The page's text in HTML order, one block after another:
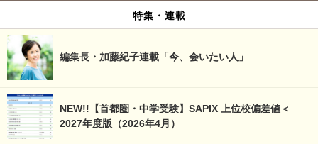
特集・連載
編集長・加藤紀子連載「今、会いたい人」
NEW!!【首都圏・中学受験】SAPIX 上位校偏差値＜
2027年度版（2026年4月）